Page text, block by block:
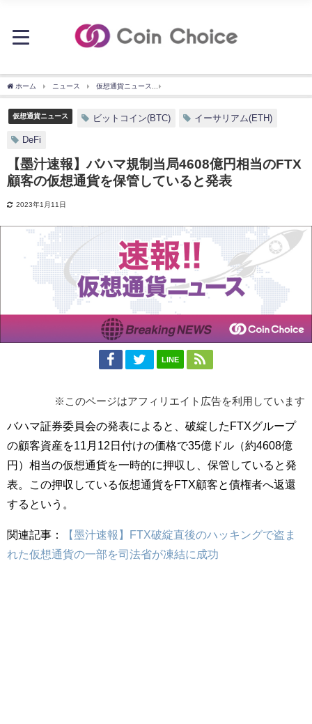
ホーム ニュース 仮想通貨ニュース
仮想通貨ニュース ビットコイン(BTC) イーサリアム(ETH)
DeFi
【墨汁速報】バハマ規制当局4608億円相当のFTX
顧客の仮想通貨を保管していると発表
2023年1月11日
LINE
※このページはアフィリエイト広告を利用しています
バハマ証券委員会の発表によると、破綻したFTXグループ
の顧客資産を11月12日付けの価格で35億ドル（約4608億
円）相当の仮想通貨を一時的に押収し、保管していると発
表。この押収している仮想通貨をFTX顧客と債権者へ返還
するという。
関連記事：
【墨汁速報】FTX破綻直後のハッキングで盗ま
れた仮想通貨の一部を司法省が凍結に成功